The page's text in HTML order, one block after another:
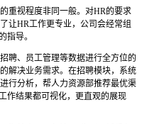
重视程度非同一般。对HR的要求
让HR工作更专业，公司会经常组
指导。
聘、员工管理等数据进行全方位的
解决业务需求。在招聘模块，系统
行分析，帮人力资源部推荐最优渠
作结果都可视化，更直观的展现